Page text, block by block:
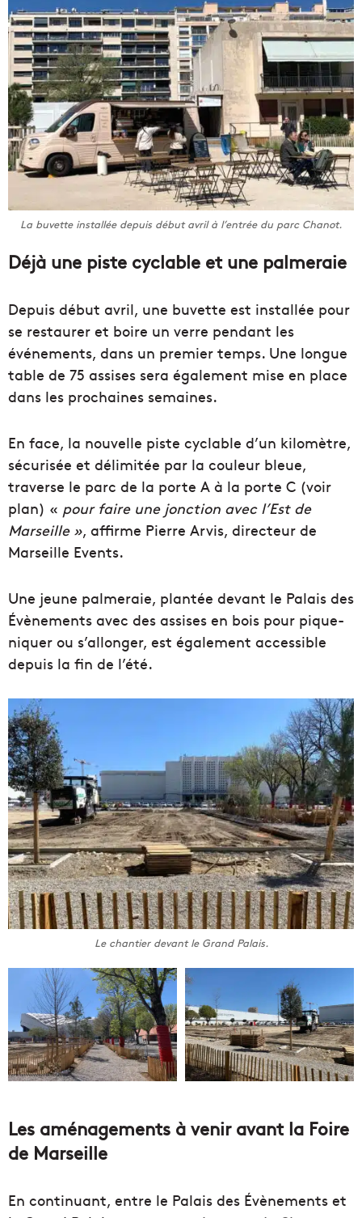
La buvette installée depuis début avril à l’entrée du parc Chanot.
Déjà une piste cyclable et une palmeraie
Depuis début avril, une buvette est installée pour
se restaurer et boire un verre pendant les
événements, dans un premier temps. Une longue
table de 75 assises sera également mise en place
dans les prochaines semaines.
En face, la nouvelle piste cyclable d’un kilomètre,
sécurisée et délimitée par la couleur bleue,
traverse le parc de la porte A à la porte C (voir
plan) « pour faire une jonction avec l’Est de
Marseille », affirme Pierre Arvis, directeur de
Marseille Events.
Une jeune palmeraie, plantée devant le Palais des
Évènements avec des assises en bois pour pique-
niquer ou s’allonger, est également accessible
depuis la fin de l’été.
Le chantier devant le Grand Palais.
Les aménagements à venir avant la Foire
de Marseille
En continuant, entre le Palais des Évènements et